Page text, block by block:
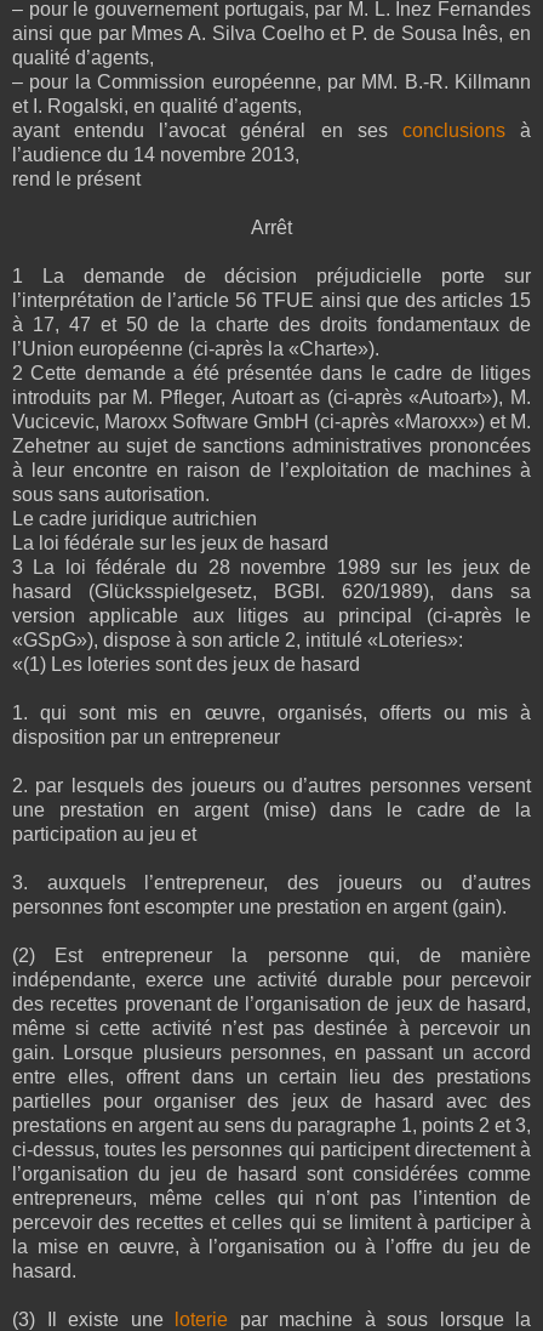
– pour le gouvernement portugais, par M. L. Inez Fernandes
ainsi que par Mmes A. Silva Coelho et P. de Sousa Inês, en
qualité d’agents,
– pour la Commission européenne, par MM. B.‑R. Killmann
et I. Rogalski, en qualité d’agents,
ayant entendu l’avocat général en ses conclusionsà
l’audience du 14 novembre 2013,
rend le présent
Arrêt
1 La demande de décision préjudicielle porte sur
l’interprétation de l’article 56 TFUE ainsi que des articles 15
à 17, 47 et 50 de la charte des droits fondamentaux de
l’Union européenne (ci-après la «Charte»).
2 Cette demande a été présentée dans le cadre de litiges
introduits par M. Pfleger, Autoart as (ci-après «Autoart»), M.
Vucicevic, Maroxx Software GmbH (ci-après «Maroxx») et M.
Zehetner au sujet de sanctions administratives prononcées
à leur encontre en raison de l’exploitation de machines à
sous sans autorisation.
Le cadre juridique autrichien
La loi fédérale sur les jeux de hasard
3 La loi fédérale du 28 novembre 1989 sur les jeux de
hasard (Glücksspielgesetz, BGBl. 620/1989), dans sa
version applicable aux litiges au principal (ci-après le
«GSpG»), dispose à son article 2, intitulé «Loteries»:
«(1) Les loteries sont des jeux de hasard
1. qui sont mis en œuvre, organisés, offerts ou mis à
disposition par un entrepreneur
2. par lesquels des joueurs ou d’autres personnes versent
une prestation en argent (mise) dans le cadre de la
participation au jeu et
3. auxquels l’entrepreneur, des joueurs ou d’autres
personnes font escompter une prestation en argent (gain).
(2) Est entrepreneur la personne qui, de manière
indépendante, exerce une activité durable pour percevoir
des recettes provenant de l’organisation de jeux de hasard,
même si cette activité n’est pas destinée à percevoir un
gain. Lorsque plusieurs personnes, en passant un accord
entre elles, offrent dans un certain lieu des prestations
partielles pour organiser des jeux de hasard avec des
prestations en argent au sens du paragraphe 1, points 2 et 3,
ci-dessus, toutes les personnes qui participent directement à
l’organisation du jeu de hasard sont considérées comme
entrepreneurs, même celles qui n’ont pas l’intention de
percevoir des recettes et celles qui se limitent à participer à
la mise en œuvre, à l’organisation ou à l’offre du jeu de
hasard.
(3) Il existe une loterie par machine à sous lorsque la